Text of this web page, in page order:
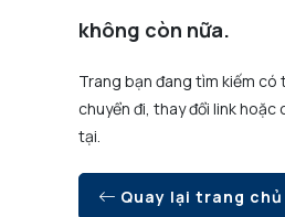
không còn nữa.
Trang bạn đang tìm kiếm có
chuyển đi, thay đổi link hoặc
tại.
Quay lại trang chủ